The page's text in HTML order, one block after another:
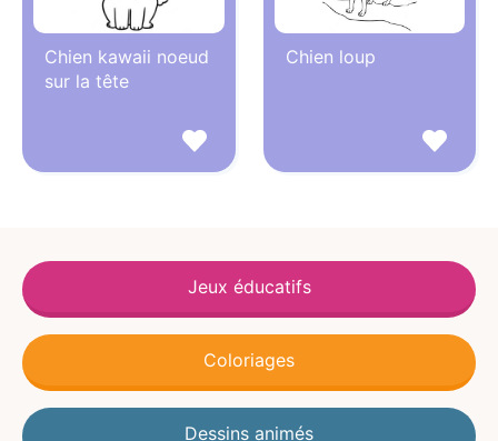
Chien kawaii noeud
sur la tête
Chien loup
Jeux éducatifs
Coloriages
Dessins animés